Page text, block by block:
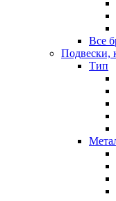
Все
Подвески,
Тип